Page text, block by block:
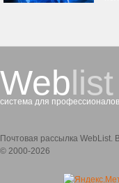
Weblist
система для профессионалов
Почтовая рассылка
© 2000-2026